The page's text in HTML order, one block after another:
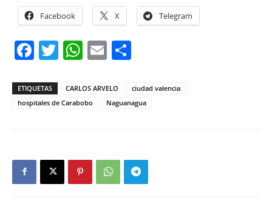
Facebook X Telegram
Facebook
Twitter
WhatsApp
Email
ETIQUETAS CARLOS ARVELO
ciudad valencia
hospitales de Carabobo
Naguanagua